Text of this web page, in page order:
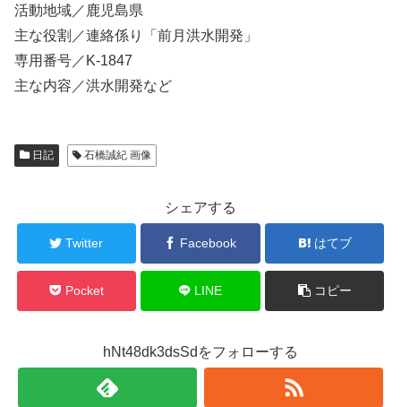
活動地域／鹿児島県
主な役割／連絡係り「前月洪水開発」
専用番号／K-1847
主な内容／洪水開発など
日記 石橋誠紀 画像
シェアする
Twitter Facebook はてブ
Pocket LINE コピー
hNt48dk3dsSdをフォローする